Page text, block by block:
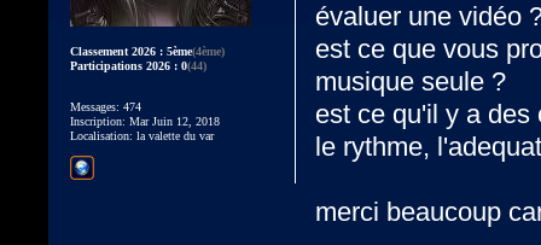
évaluer une vidéo
est ce que vous
musique seule ?
est ce qu'il y a
le rythme,
merci beaucoup
Classement 2026 : 5ème(4ème)
Participations 2026 : 0(44)
Messages: 474
Inscription: Mar Juin 12, 2018
Localisation: la valette du var